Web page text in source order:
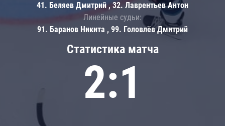
Статистика матча
2:1
41. Беляев Дмитрий , 32. Лаврентьев Антон
Линейные судьи:
91. Баранов Никита , 99. Головлёв Дмитрий